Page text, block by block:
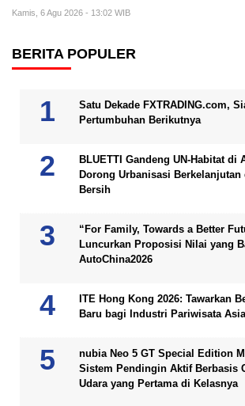
Kamis, 6 Agu 2026 - 13:02 WIB
BERITA POPULER
Satu Dekade FXTRADING.com,
Pertumbuhan Berikutnya
BLUETTI Gandeng UN-Habitat di
Dorong Urbanisasi Berkelanjutan
Bersih
“For Family, Towards a Better
Luncurkan Proposisi Nilai yang
AutoChina2026
ITE Hong Kong 2026: Tawarkan
Baru bagi Industri Pariwisata Asia
nubia Neo 5 GT Special Edition
Sistem Pendingin Aktif Berbasis
Udara yang Pertama di Kelasnya